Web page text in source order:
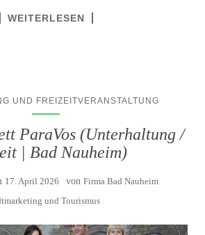
WEITERLESEN
UND FREIZEITVERANSTALTUNG
ParaVos (Unterhaltung /
| Bad Nauheim)
17. April 2026 von Firma Bad Nauheim
und Tourismus